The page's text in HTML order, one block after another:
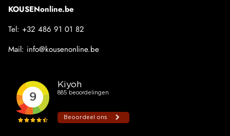
KOUSENonline.be
Tel: +32 486 91 01 82
Mail: info@kousenonline.be